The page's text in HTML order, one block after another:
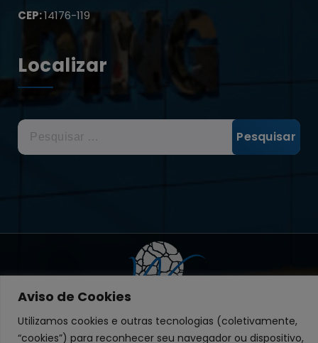
Aviso de Cookies
Utilizamos cookies e outras tecnologias (coletivamente,
“cookies”) para reconhecer seu navegador ou dispositivo,
CEP:14176-119
Localizar
Pesquisar
por: